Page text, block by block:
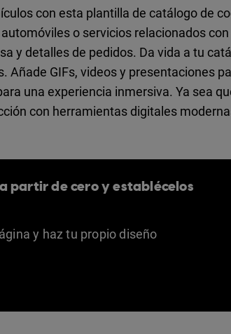
con esta plantilla de catálogo de
o servicios relacionados
y detalles de pedidos. Da vida a tu
Añade GIFs, videos y presentaciones
una experiencia inmersiva. Ya sea
con herramientas digitales
partir de cero y establécelos
y haz tu propio diseño